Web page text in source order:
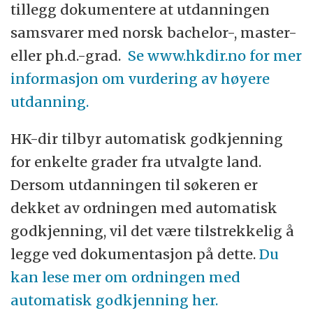
tillegg dokumentere at utdanningen
samsvarer med norsk bachelor-, master-
eller ph.d.-grad. Se www.hkdir.no for mer
informasjon om vurdering av høyere
utdanning.
HK-dir tilbyr automatisk godkjenning
for enkelte grader fra utvalgte land.
Dersom utdanningen til søkeren er
dekket av ordningen med automatisk
godkjenning, vil det være tilstrekkelig å
legge ved dokumentasjon på dette.Du
kan lese mer om ordningen med
automatisk godkjenning her.